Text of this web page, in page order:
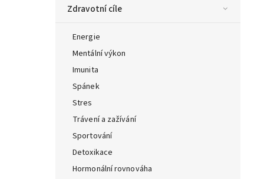
Zdravotní cíle
Energie
Mentální výkon
Imunita
Spánek
Stres
Trávení a zažívání
Sportování
Detoxikace
Hormonální rovnováha